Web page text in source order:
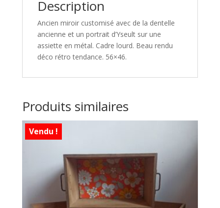
Description
Ancien miroir customisé avec de la dentelle
ancienne et un portrait d’Yseult sur une
assiette en métal. Cadre lourd. Beau rendu
déco rétro tendance. 56×46.
Produits similaires
Vendu !